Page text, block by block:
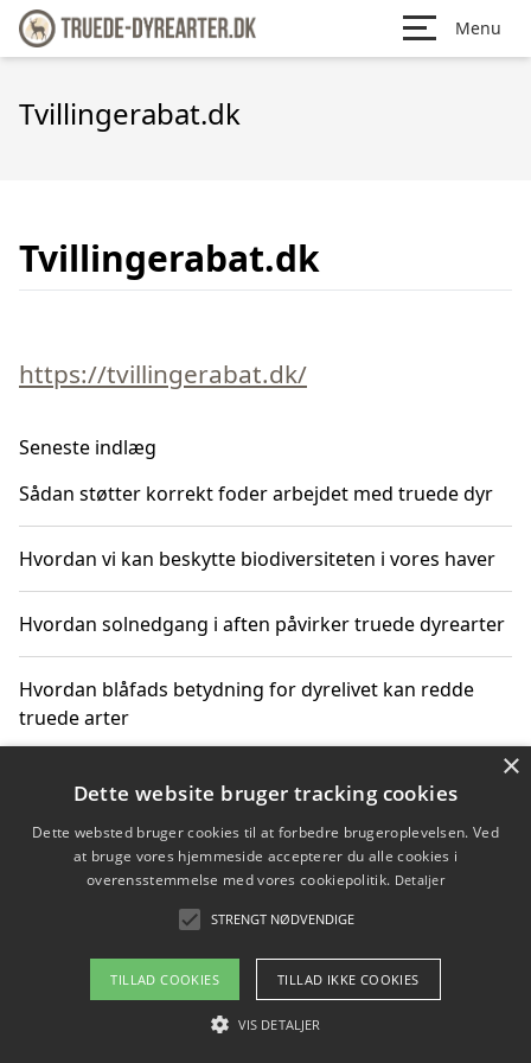
Menu
Tvillingerabat.dk
Tvillingerabat.dk
https://tvillingerabat.dk/
Seneste indlæg
Sådan støtter korrekt foder arbejdet med truede dyr
Hvordan vi kan beskytte biodiversiteten i vores haver
Hvordan solnedgang i aften påvirker truede dyrearter
Hvordan blåfads betydning for dyrelivet kan redde
truede arter
Hvordan kan gaver til unge voksne støtte bevarelsen
Copyright 2026 - Pilanto Aps
Om / kontakt
Blog Betingelser
×
Dette website bruger tracking cookies
Dette websted bruger cookies til at forbedre brugeroplevelsen. Ved
at bruge vores hjemmeside accepterer du alle cookies i
overensstemmelse med vores cookiepolitik. Detaljer
STRENGT NØDVENDIGE
TILLAD COOKIES TILLAD IKKE COOKIES
VIS DETALJER